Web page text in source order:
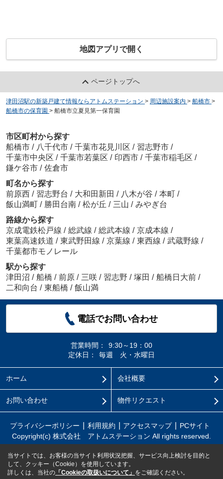
地図アプリで開く
ページトップへ
津田沼駅の新築戸建て情報ならアトムステーション > 周辺施設案内 > 船橋市 >
船橋市の保育園 > 船橋市立夏見第一保育園
市区町村から探す
船橋市 / 八千代市 / 千葉市花見川区 / 習志野市 /
千葉市中央区 / 千葉市若葉区 / 印西市 / 千葉市稲毛区 /
鎌ケ谷市 / 佐倉市
町名から探す
前原西 / 習志野台 / 大和田新田 / 八木が谷 / 本町 /
飯山満町 / 勝田台南 / 松が丘 / 三山 / みやぎ台
路線から探す
京成電鉄松戸線 / 総武線 / 総武本線 / 京成本線 /
東葉高速鉄道 / 東武野田線 / 京葉線 / 東西線 / 武蔵野線 /
千葉都市モノレール
駅から探す
津田沼 / 船橋 / 前原 / 三咲 / 習志野 / 塚田 / 船橋日大前 /
二和向台 / 東船橋 / 飯山満
電話でお問い合わせ
営業時間：
9:30～19：00
定休日：
毎週 火・水曜日
ホーム 会社概要
お問い合わせ 物件リクエスト
プライバシーポリシー 利用規約 アクセスマップ
PCサイト
Copyright(c) 株式会社 アトムステーション All rights reserved.
当サイトでは、お客様の当サイト利用状況把握、サービス向上検討を目的と
して、クッキー（Cookie）を使用しています。
詳しくは、当社の 「Cookieの取扱いについて」 をご確認ください。